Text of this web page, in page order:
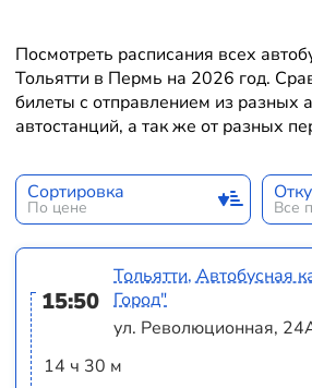
Посмотреть расписания всех
Тольятти в Пермь на 2026 год.
билеты с отправлением из разных
автостанций, а так же от разных
Сортировка
По цене Все
15:50
14 ч 30 м
Тольятти, Автобусная
Город"
ул. Революционная,